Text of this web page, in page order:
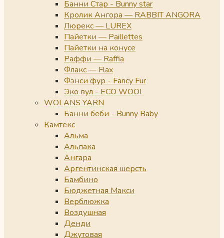
Банни Стар - Bunny star
Кролик Ангора — RABBIT ANGORA
Люрекс — LUREX
Пайетки — Paillettes
Пайетки на конусе
Раффи — Raffia
Флакс — Flax
Фэнси фур - Fancy Fur
Эко вул - ECO WOOL
WOLANS YARN
Банни беби - Bunny Baby
Камтекс
Альма
Альпака
Ангара
Аргентинская шерсть
Бамбино
Бюджетная Макси
Верблюжка
Воздушная
Денди
Джутовая